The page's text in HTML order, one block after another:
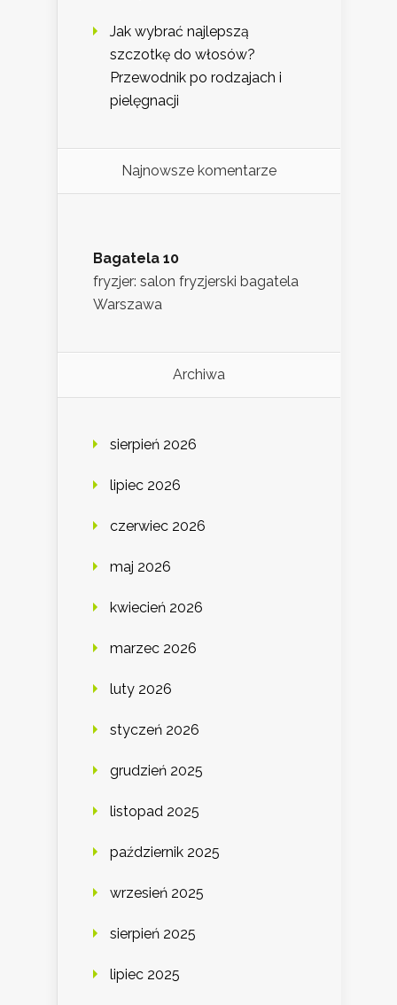
Jak wybrać najlepszą
szczotkę do włosów?
Przewodnik po rodzajach i
pielęgnacji
Najnowsze komentarze
Bagatela 10
fryzjer: salon fryzjerski bagatela
Warszawa
Archiwa
sierpień 2026
lipiec 2026
czerwiec 2026
maj 2026
kwiecień 2026
marzec 2026
luty 2026
styczeń 2026
grudzień 2025
listopad 2025
październik 2025
wrzesień 2025
sierpień 2025
lipiec 2025